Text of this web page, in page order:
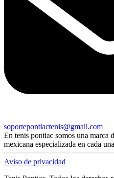
soportepontiactenis@gmail.com
En tenis pontiac somos una marca
mexicana especializada en cada
Aviso de privacidad